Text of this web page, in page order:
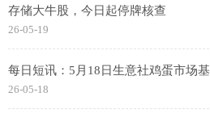
存储大牛股，今日起停牌核查
26-05-19
每日短讯：5月18日生意社鸡蛋市场
26-05-18